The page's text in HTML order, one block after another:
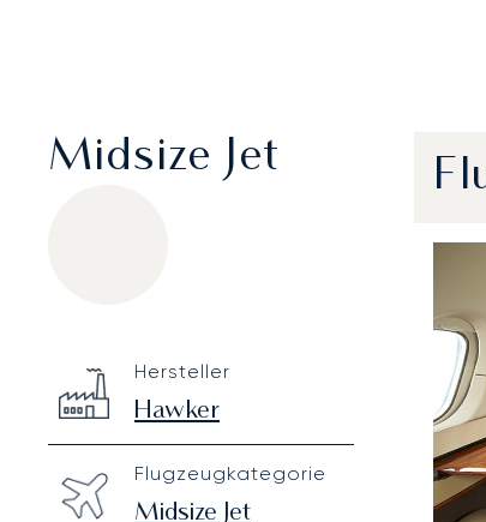
Midsize Jet
Technical specifications
Hersteller
Hawker
Flugzeugkategorie
Midsize Jet